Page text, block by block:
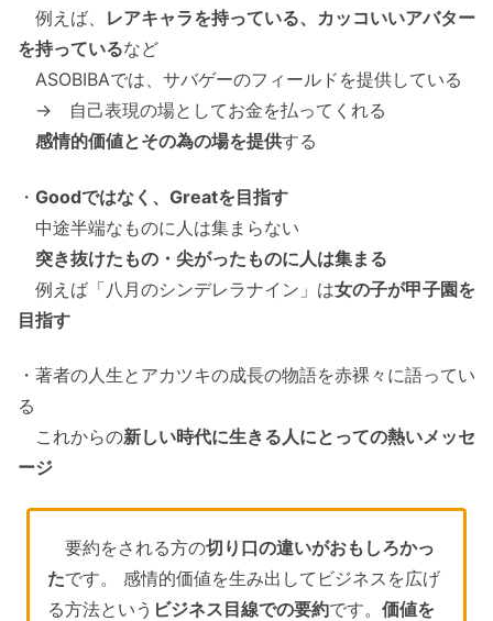
例えば、 レアキャラを持っている、カッコいいアバター
を持っているなど
ASOBIBAでは、サバゲーのフィールドを提供している
→ 自己表現の場としてお金を払ってくれる
感情的価値とその為の場を提供する
・ Goodではなく、Greatを目指す
中途半端なものに人は集まらない
突き抜けたもの・尖がったものに人は集まる
例えば「八月のシンデレラナイン」は女の子が甲子園を
目指す
・著者の人生とアカツキの成長の物語を赤裸々に語ってい
る
これからの新しい時代に生きる人にとっての熱いメッセ
ージ
要約をされる方の切り口の違いがおもしろかっ
たです。 感情的価値を生み出してビジネスを広げ
る方法という ビジネス目線での要約です。価値を